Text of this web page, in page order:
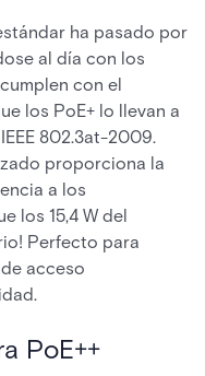
ha pasado por
al día con los
con el
los PoE+ lo llevan a
802.3at-2009.
proporciona la
a los
los 15,4 W del
Perfecto para
acceso
PoE++